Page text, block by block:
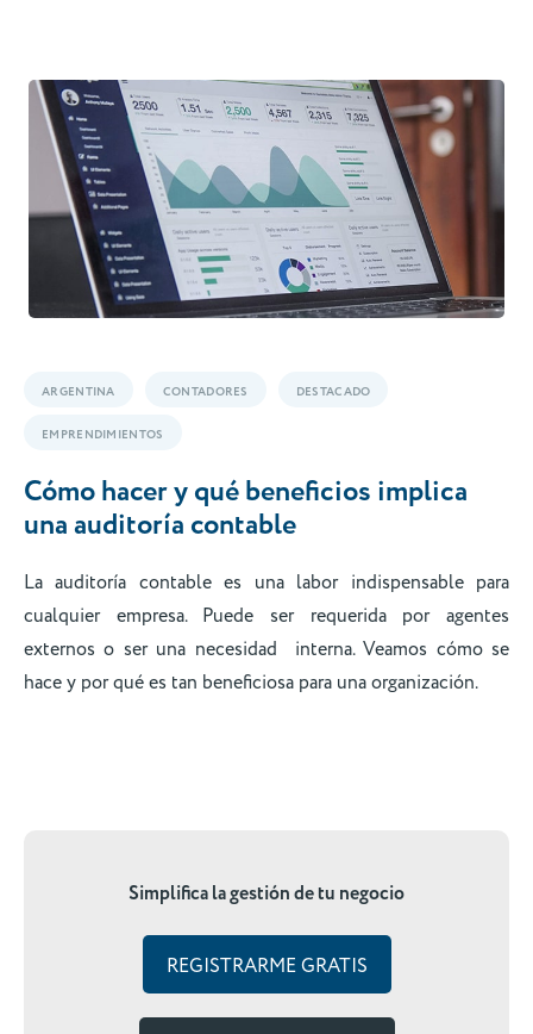
ARGENTINA CONTADORES DESTACADO
EMPRENDIMIENTOS
Cómo hacer y qué beneficios implica
una auditoría contable
La auditoría contable es una labor indispensable para
cualquier empresa. Puede ser requerida por agentes
externos o ser una necesidad interna. Veamos cómo se
hace y por qué es tan beneficiosa para una organización.
Simplifica la gestión de tu negocio
REGISTRARME GRATIS